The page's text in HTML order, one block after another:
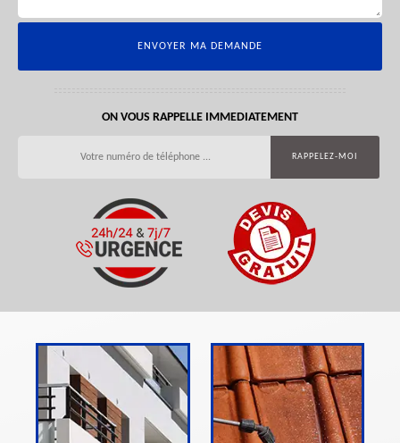
ON VOUS RAPPELLE IMMEDIATEMENT